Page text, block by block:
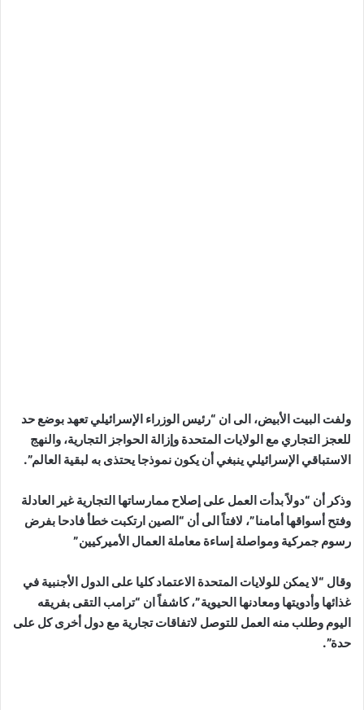
ولفت البيت الأبيض، الى ان “رئيس الوزراء الإسرائيلي تعهد بوضع حد
للعجز التجاري مع الولايات المتحدة وإزالة الحواجز التجارية، والنهج
الاستباقي الإسرائيلي ينبغي أن يكون نموذجا يحتذى به لبقية العالم”.
وذكر أن “دولاً بدأت العمل على إصلاح ممارساتها التجارية غير العادلة
وفتح أسواقها أمامنا”، لافتاً الى أن “الصين ارتكبت خطأ فادحا بفرض
رسوم جمركية ومواصلة إساءة معاملة العمال الأميركيين”
وقال “لا يمكن للولايات المتحدة الاعتماد كليا على الدول الأجنبية في
غذائها وأدويتها ومعادنها الحيوية”، كاشفاً ان “ترامب التقى بفريقه
اليوم وطلب منه العمل للتوصل لاتفاقات تجارية مع دول أخرى كل على
حدة”.